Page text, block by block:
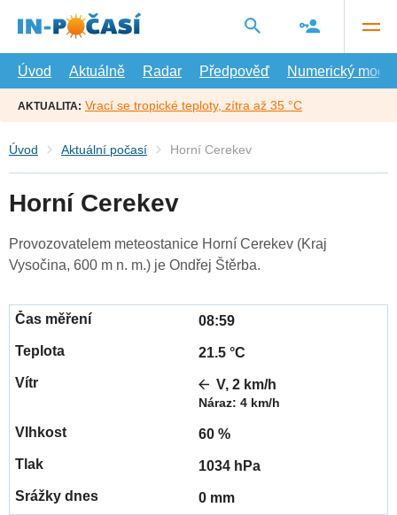
hlavní
Úvod
Aktuálně Radar Předpověď Numerický model
AKTUALITA: Vrací se tropické teploty, zítra až 35 °C
Úvod Aktuální počasí Horní Cerekev
Horní Cerekev
Provozovatelem meteostanice Horní Cerekev (Kraj
Vysočina, 600 m n. m.) je Ondřej Štěrba.
08:59
21.5 °C
V, 2 km/h
Náraz: 4 km/h
60 %
1034 hPa
0 mm